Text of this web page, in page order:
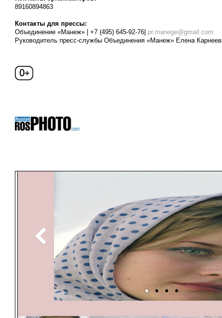
89160894863
Контакты для прессы:
Объединение «Манеж» | +7 (495) 645-92-76| pr.manege@gmail.com
Руководитель пресс-службы Объединения «Манеж» Елена